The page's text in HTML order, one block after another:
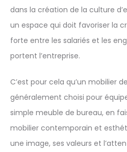
dans la création de la culture
un espace qui doit favoriser la
forte entre les salariés et les
portent l’entreprise.
C’est pour cela qu’un mobilier
généralement choisi pour
simple meuble de bureau, en
mobilier contemporain et
une image, ses valeurs et